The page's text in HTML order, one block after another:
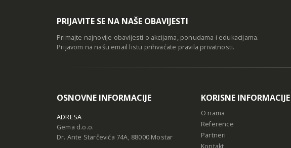
PRIJAVITE SE NA NAŠE OBAVIJESTI
Primajte najnovije obavijesti o akcijama, ponudama i edukacijama.
Prijavom na našu email listu prihvaćate pravila privatnosti.
OSNOVNE INFORMACIJE
ADRESA
Gema d.o.o.
Dr. Ante Starčevića 74A, 88000 Mostar
KORISNE INFORMACIJE
O nama
Reference
Partneri
Kontakt